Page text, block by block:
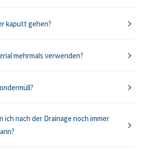
kaputt gehen?
mehrmals verwenden?
ich nach der Drainage noch immer